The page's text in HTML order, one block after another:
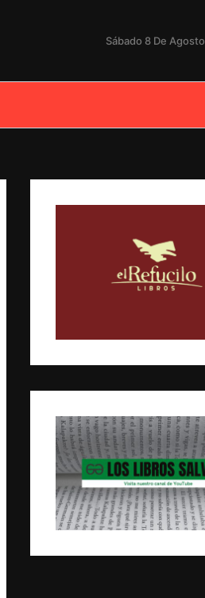
Sábado 8 De Agosto